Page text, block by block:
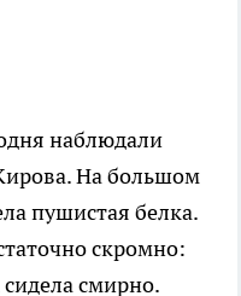
наблюдали
На большом
пушистая белка.
скромно:
сидела смирно.